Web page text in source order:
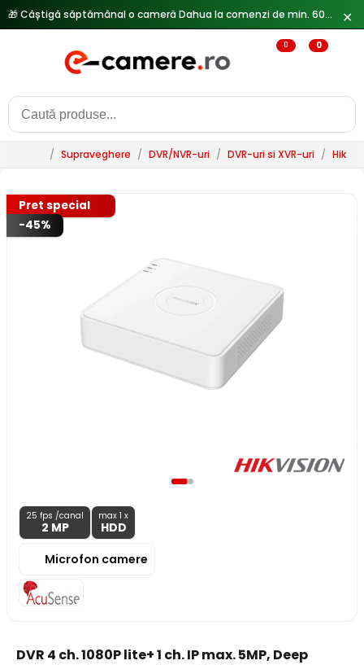
✕
0 0
/ Supraveghere / DVR/NVR-uri / DVR-uri si XVR-uri /
Pret special
-45%
25 fps /canal
2 MP
max 1 x
HDD
Microfon camere
DVR 4 ch. 1080P lite+ 1 ch. IP max. 5MP, Deep